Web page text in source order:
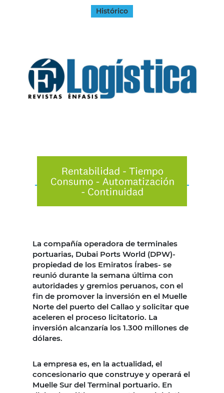
Histórico
La compañía operadora de terminales
portuarias, Dubai Ports World (DPW)-
propiedad de los Emiratos Írabes- se
reunió durante la semana última con
autoridades y gremios peruanos, con el
fin de promover la inversión en el Muelle
Norte del puerto del Callao y solicitar que
aceleren el proceso licitatorio. La
inversión alcanzaría los 1.300 millones de
dólares.
La empresa es, en la actualidad, el
concesionario que construye y operará el
Muelle Sur del Terminal portuario. En